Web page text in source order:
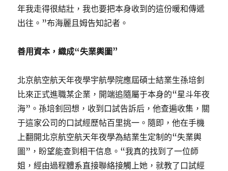
年我走得很結壯，我也要把本身收到的這份暖和傳遞
出往。”布海麗且姆告知記者。
善用資本，織成“失業輿圖”
北京航空航天年夜學宇航學院應屆碩士結業生孫培釗
比來正式進職某企業，開端追隨屬于本身的“星斗年夜
海”。孫培釗回想，收到口試告訴后，他查遍收集，關
于這家公司的口試經歷帖百里挑一。隨即，他在手機
上翻開北京航空航天年夜學為結業生定制的“失業輿
圖”，盼望能查到相干信息。“我真的找到了一位師
姐，經由過程體系直接聯絡接觸上她，就教了口試經